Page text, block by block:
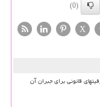
(0)
X
قانونی برای جبران آن